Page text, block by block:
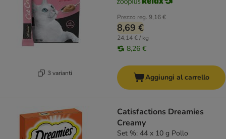
3 varianti
Prezzo reg. 9,16 €
8,69 €
24,14 € / kg
8,26 €
Aggiungi al carrello
Catisfactions Dreamies
Creamy
Set %: 44 x 10 g Pollo